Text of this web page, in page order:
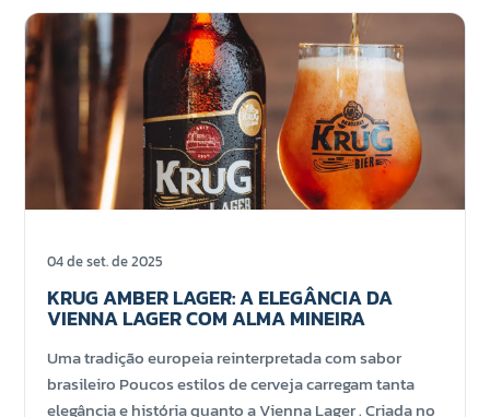
04 de set. de 2025
KRUG AMBER LAGER: A ELEGÂNCIA DA
VIENNA LAGER COM ALMA MINEIRA
Uma tradição europeia reinterpretada com sabor
brasileiro Poucos estilos de cerveja carregam tanta
elegância e história quanto a Vienna Lager . Criada no